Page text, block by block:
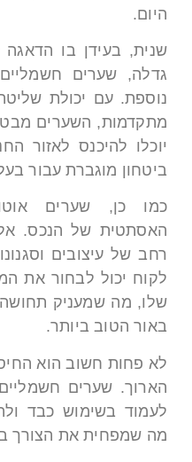
היום.
שנית, בעידן בו
גדלה, שערים
נוספת. עם יכולת
מתקדמות, השערים
יוכלו להיכנס לאזור
ביטחון מוגברת עבור
כמו כן, שערים
האסתטית של הנכס.
רחב של עיצובים
לקוח יכול לבחור את
שלו, מה שמעניק
באור הטוב ביותר.
לא פחות חשוב הוא
הארוך. שערים
לעמוד בשימוש כבד
מה שמפחית את הצורך